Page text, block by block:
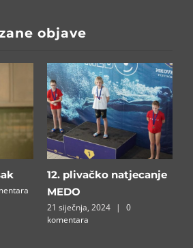
objave
12. plivačko natjecanje
MEDO⁣
21 siječnja, 2024 |
0
komentara